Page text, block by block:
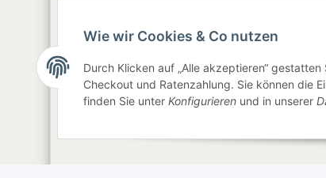
AGB
Sitemap
Impressum
Wie wir Cookies & Co nutzen
Durch Klicken auf „Alle akzeptieren“
Checkout und Ratenzahlung. Sie können die
finden Sie unter Konfigurieren und in unserer